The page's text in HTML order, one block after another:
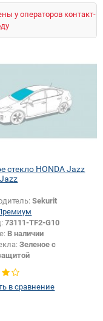
у операторов контакт-
стекло HONDA Jazz
Sekurit
73111-TF2-G10
В наличии
Зеленое с
или изменение
Да
в сравнение